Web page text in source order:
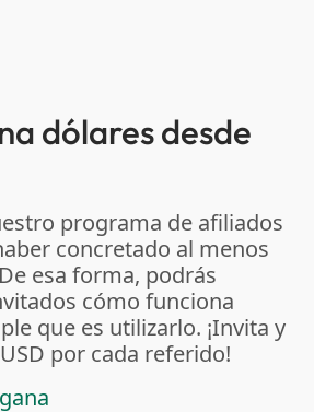
dólares desde
programa de afiliados
concretado al menos
esa forma, podrás
cómo funciona
que es utilizarlo. ¡Invita y
por cada referido!